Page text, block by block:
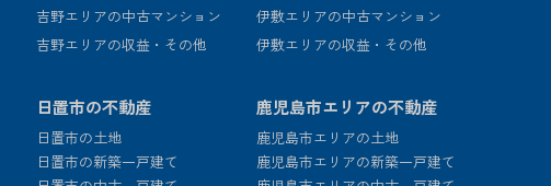
吉野エリアの中古マンション
吉野エリアの収益・その他
伊敷エリアの中古マンション
伊敷エリアの収益・その他
日置市の不動産
日置市の土地
日置市の新築一戸建て
鹿児島市エリアの不動産
鹿児島市エリアの土地
鹿児島市エリアの新築一戸建て